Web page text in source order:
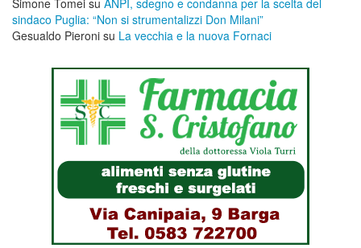
sindaco Puglia: “Non si strumentalizzi Don Milani”
Gesualdo Pieroni su La vecchia e la nuova Fornaci